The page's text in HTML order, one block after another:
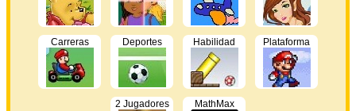
Carreras Deportes Habilidad Plataforma
2 Jugadores MathMax